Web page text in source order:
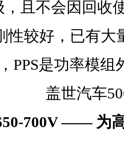
，且不会因回收
性较好，已有
PPS是功率模组
700V —— 为